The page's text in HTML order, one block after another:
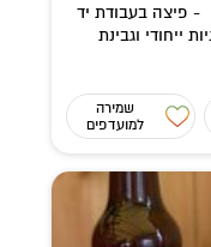
FOOD-TRUCK GRANDPA'S KITCHEN - פיצה בעבודת יד
ייחודי וגבינת
שמירה
למועדפים